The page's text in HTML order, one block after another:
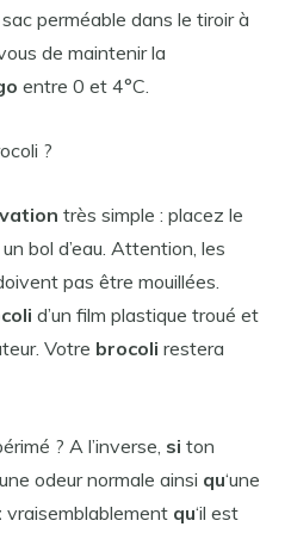
perméable dans le tiroir à
de maintenir la
entre 0 et 4°C.
?
très simple : placez le
bol d’eau. Attention, les
pas être mouillées.
d’un film plastique troué et
Votre brocoli restera
? A l’inverse, si ton
odeur normale ainsi qu‘une
vraisemblablement qu‘il est